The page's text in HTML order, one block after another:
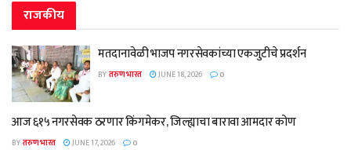
राजकीय
मतदानावेळी भाजप नगरसेवकांच्या एकजुटीचे प्रदर्शन
BYतरुण भारत JUNE 18, 2026 0
आज ६१५ नगरसेवक ठरणार किंगमेकर, जिल्ह्याचा बारावा आमदार कोण
BYतरुण भारत JUNE 17, 2026 0